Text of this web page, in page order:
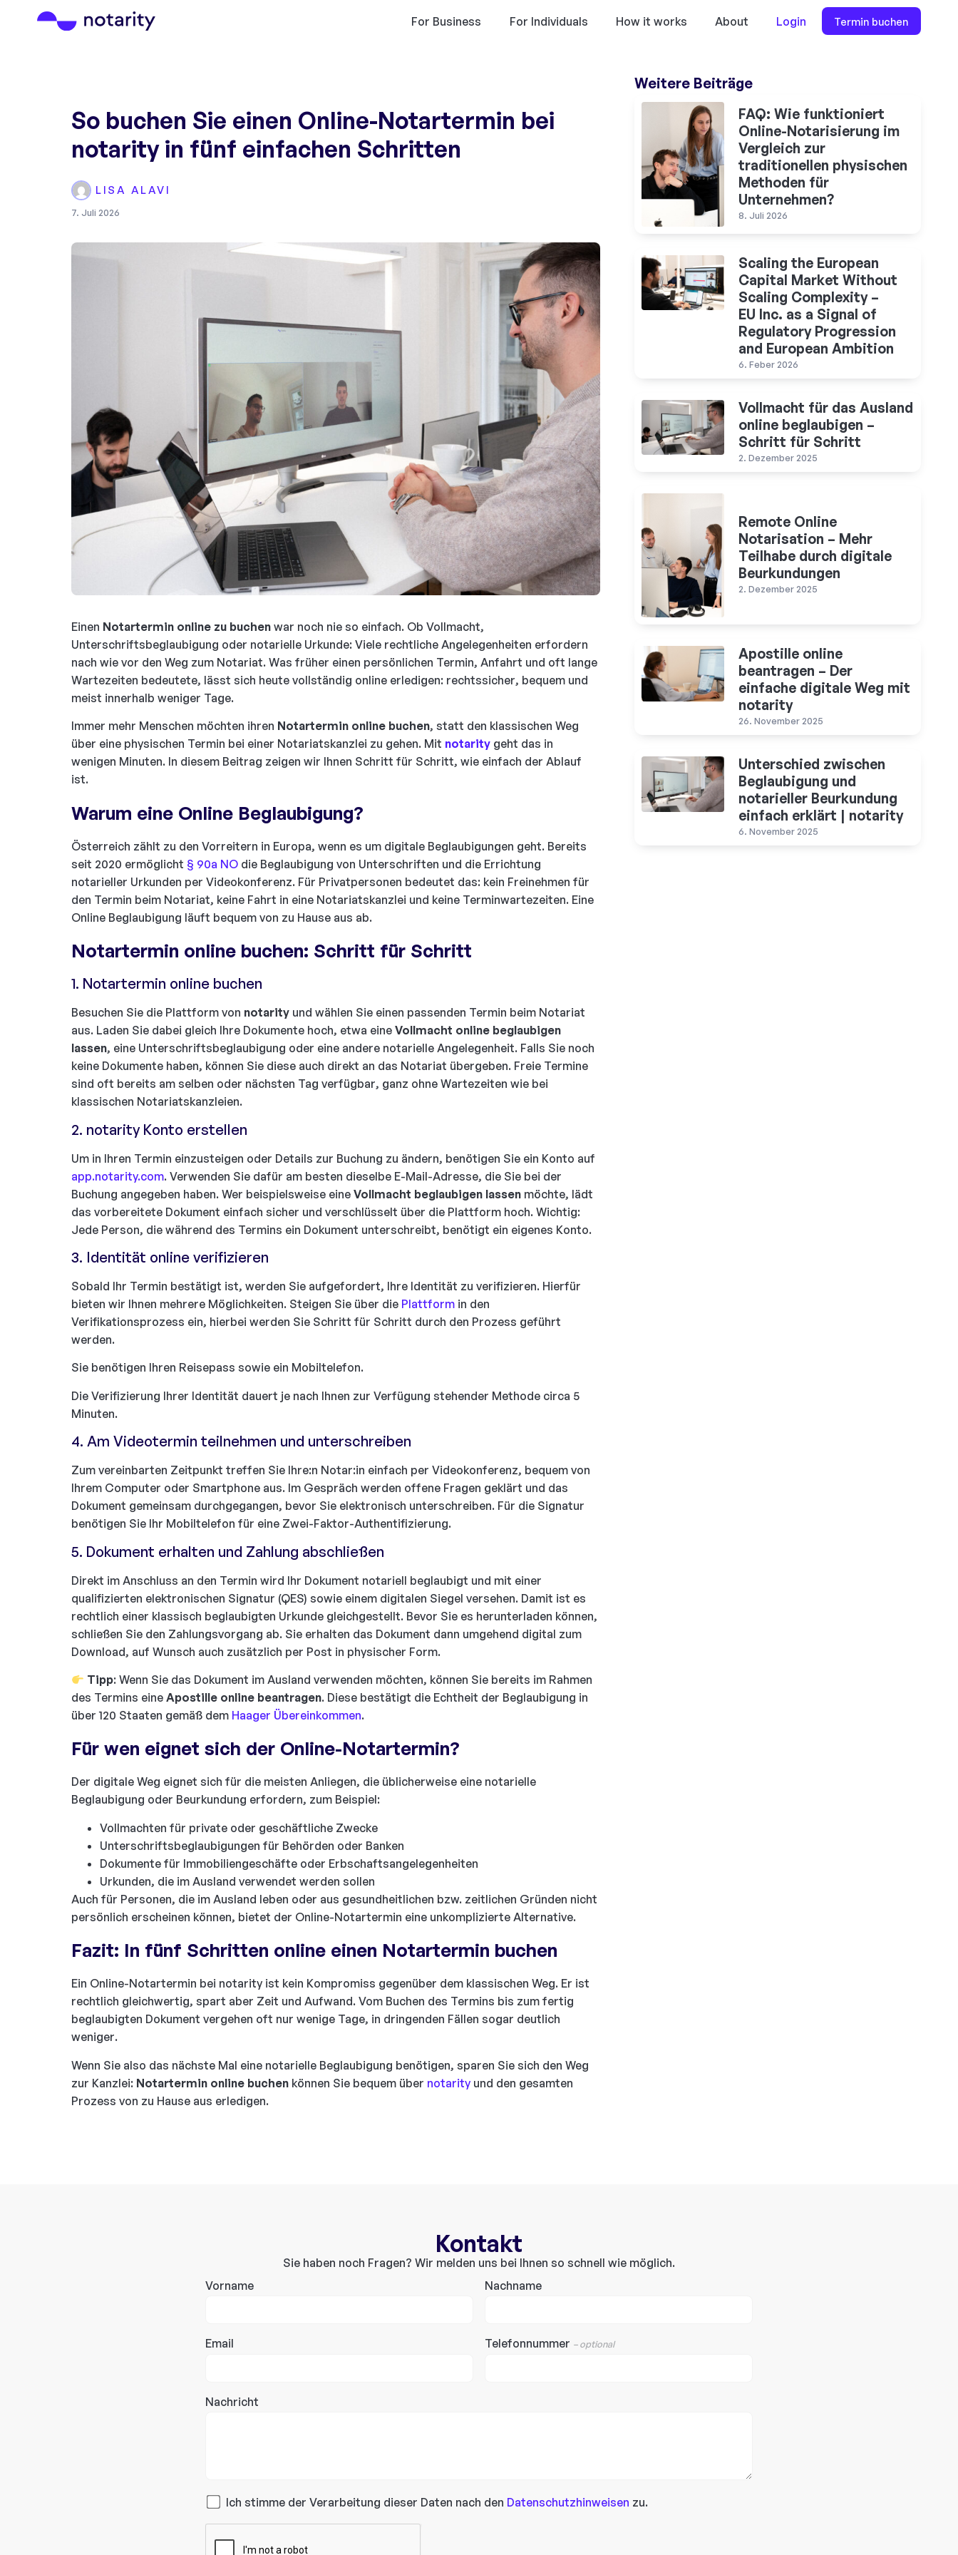
For Business For Individuals How it works About Login Termin buchen
So buchen Sie einen Online-Notartermin bei
notarity in fünf einfachen Schritten
LISA ALAVI
7. Juli 2026
Einen Notartermin online zu buchen war noch nie so einfach. Ob Vollmacht,
Unterschriftsbeglaubigung oder notarielle Urkunde: Viele rechtliche Angelegenheiten erfordern
nach wie vor den Weg zum Notariat. Was früher einen persönlichen Termin, Anfahrt und oft lange
Wartezeiten bedeutete, lässt sich heute vollständig online erledigen: rechtssicher, bequem und
meist innerhalb weniger Tage.
Immer mehr Menschen möchten ihren Notartermin online buchen, statt den klassischen Weg
über eine physischen Termin bei einer Notariatskanzlei zu gehen. Mit notarity geht das in
wenigen Minuten. In diesem Beitrag zeigen wir Ihnen Schritt für Schritt, wie einfach der Ablauf
ist.
Warum eine Online Beglaubigung?
Österreich zählt zu den Vorreitern in Europa, wenn es um digitale Beglaubigungen geht. Bereits
seit 2020 ermöglicht § 90a NO die Beglaubigung von Unterschriften und die Errichtung
notarieller Urkunden per Videokonferenz. Für Privatpersonen bedeutet das: kein Freinehmen für
den Termin beim Notariat, keine Fahrt in eine Notariatskanzlei und keine Terminwartezeiten. Eine
Online Beglaubigung läuft bequem von zu Hause aus ab.
Notartermin online buchen: Schritt für Schritt
1. Notartermin online buchen
Besuchen Sie die Plattform von notarity und wählen Sie einen passenden Termin beim Notariat
aus. Laden Sie dabei gleich Ihre Dokumente hoch, etwa eine Vollmacht online beglaubigen
lassen, eine Unterschriftsbeglaubigung oder eine andere notarielle Angelegenheit. Falls Sie noch
keine Dokumente haben, können Sie diese auch direkt an das Notariat übergeben. Freie Termine
sind oft bereits am selben oder nächsten Tag verfügbar, ganz ohne Wartezeiten wie bei
klassischen Notariatskanzleien.
2. notarity Konto erstellen
Um in Ihren Termin einzusteigen oder Details zur Buchung zu ändern, benötigen Sie ein Konto auf
app.notarity.com. Verwenden Sie dafür am besten dieselbe E-Mail-Adresse, die Sie bei der
Buchung angegeben haben. Wer beispielsweise eine Vollmacht beglaubigen lassen möchte, lädt
das vorbereitete Dokument einfach sicher und verschlüsselt über die Plattform hoch. Wichtig:
Jede Person, die während des Termins ein Dokument unterschreibt, benötigt ein eigenes Konto.
3. Identität online verifizieren
Sobald Ihr Termin bestätigt ist, werden Sie aufgefordert, Ihre Identität zu verifizieren. Hierfür
bieten wir Ihnen mehrere Möglichkeiten. Steigen Sie über die Plattform in den
Verifikationsprozess ein, hierbei werden Sie Schritt für Schritt durch den Prozess geführt
werden.
Sie benötigen Ihren Reisepass sowie ein Mobiltelefon.
Die Verifizierung Ihrer Identität dauert je nach Ihnen zur Verfügung stehender Methode circa 5
Minuten.
4. Am Videotermin teilnehmen und unterschreiben
Zum vereinbarten Zeitpunkt treffen Sie Ihre:n Notar:in einfach per Videokonferenz, bequem von
Ihrem Computer oder Smartphone aus. Im Gespräch werden offene Fragen geklärt und das
Dokument gemeinsam durchgegangen, bevor Sie elektronisch unterschreiben. Für die Signatur
benötigen Sie Ihr Mobiltelefon für eine Zwei-Faktor-Authentifizierung.
5. Dokument erhalten und Zahlung abschließen
Direkt im Anschluss an den Termin wird Ihr Dokument notariell beglaubigt und mit einer
qualifizierten elektronischen Signatur (QES) sowie einem digitalen Siegel versehen. Damit ist es
rechtlich einer klassisch beglaubigten Urkunde gleichgestellt. Bevor Sie es herunterladen können,
schließen Sie den Zahlungsvorgang ab. Sie erhalten das Dokument dann umgehend digital zum
Download, auf Wunsch auch zusätzlich per Post in physischer Form.
Tipp: Wenn Sie das Dokument im Ausland verwenden möchten, können Sie bereits im Rahmen
des Termins eine Apostille online beantragen. Diese bestätigt die Echtheit der Beglaubigung in
über 120 Staaten gemäß dem Haager Übereinkommen.
Für wen eignet sich der Online-Notartermin?
Der digitale Weg eignet sich für die meisten Anliegen, die üblicherweise eine notarielle
Beglaubigung oder Beurkundung erfordern, zum Beispiel:
Vollmachten für private oder geschäftliche Zwecke
Unterschriftsbeglaubigungen für Behörden oder Banken
Dokumente für Immobiliengeschäfte oder Erbschaftsangelegenheiten
Urkunden, die im Ausland verwendet werden sollen
Auch für Personen, die im Ausland leben oder aus gesundheitlichen bzw. zeitlichen Gründen nicht
persönlich erscheinen können, bietet der Online-Notartermin eine unkomplizierte Alternative.
Fazit: In fünf Schritten online einen Notartermin buchen
Ein Online-Notartermin bei notarity ist kein Kompromiss gegenüber dem klassischen Weg. Er ist
rechtlich gleichwertig, spart aber Zeit und Aufwand. Vom Buchen des Termins bis zum fertig
beglaubigten Dokument vergehen oft nur wenige Tage, in dringenden Fällen sogar deutlich
weniger.
Wenn Sie also das nächste Mal eine notarielle Beglaubigung benötigen, sparen Sie sich den Weg
zur Kanzlei: Notartermin online buchen können Sie bequem über notarity und den gesamten
Prozess von zu Hause aus erledigen.
Weitere Beiträge
FAQ: Wie funktioniert
Online-Notarisierung im
Vergleich zur
traditionellen physischen
Methoden für
Unternehmen?
8. Juli 2026
Scaling the European
Capital Market Without
Scaling Complexity –
EU Inc. as a Signal of
Regulatory Progression
and European Ambition
6. Feber 2026
Vollmacht für das Ausland
online beglaubigen –
Schritt für Schritt
2. Dezember 2025
Remote Online
Notarisation – Mehr
Teilhabe durch digitale
Beurkundungen
2. Dezember 2025
Apostille online
beantragen – Der
einfache digitale Weg mit
notarity
26. November 2025
Unterschied zwischen
Beglaubigung und
notarieller Beurkundung
einfach erklärt | notarity
6. November 2025
Kontakt
Sie haben noch Fragen? Wir melden uns bei Ihnen so schnell wie möglich.
Vorname
Nachname
Email Telefonnummer – optional
Nachricht
Ich stimme der Verarbeitung dieser Daten nach den Datenschutzhinweisen zu.